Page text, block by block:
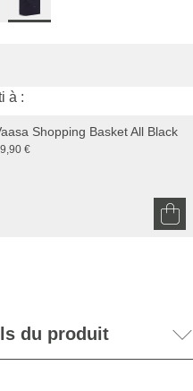
à :
Shopping Basket All Black
€
du produit